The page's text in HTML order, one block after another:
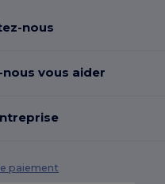
nous
nous vous aider
paiement